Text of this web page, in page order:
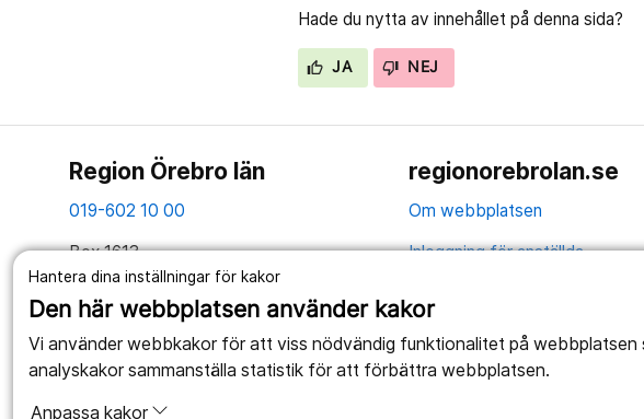
Hantera dina inställningar för kakor
Den här webbplatsen använder kakor
Vi använder webbkakor för att viss nödvändig funktionalitet på
analyskakor sammanställa statistik för att förbättra webbplatsen.
Anpassa kakor
Hade du nytta av innehållet på denna sida?
JA NEJ
Region Örebro län
019-602 10 00
Box 1613
701 16 Örebro
Tillsammans skapar vi ett bättre liv
regionorebrolan.se
Om webbplatsen
Inloggning för anställda
Webbplatsens tillgänglighet